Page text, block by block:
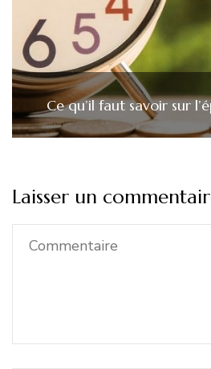
Ce qu’il faut savoir sur
Laisser un